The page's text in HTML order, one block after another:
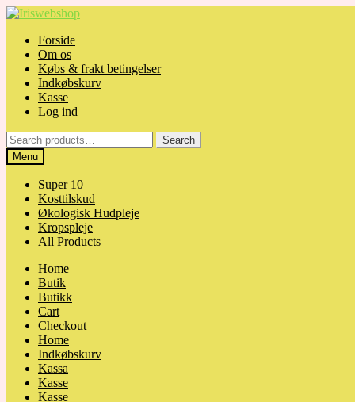
Skip
navigation
Skip
contentForside
Om os
Købs & frakt betingelser
Indkøbskurv
Kasse
Log ind
Search
for:
Search
Menu
Super 10
Kosttilskud
Økologisk Hudpleje
Kropspleje
All Products
Home
Butik
Butikk
Cart
Checkout
Home
Indkøbskurv
Kassa
Kasse
Kasse